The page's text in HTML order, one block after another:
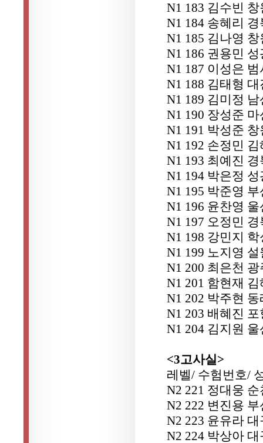
N1 183 김수빈
N1 184 송혜리
N1 185 김나영
N1 186 권용민
N1 187 이성은
N1 188 김태형
N1 189 김미정
N1 190 장성준
N1 191 박성준
N1 192 손정민
N1 193 최예진
N1 194 박은정
N1 195 박준영
N1 196 윤찬영
N1 197 오정민
N1 198 강민지
N1 199 노지영
N1 200 최은천
N1 201 함현재
N1 202 박주현
N1 203 배혜진
N1 204 김지원
<3고사실>
레벨/ 수험번호/
N2 221 정대웅
N2 222 변진용
N2 223 윤유라
N2 224 박상아